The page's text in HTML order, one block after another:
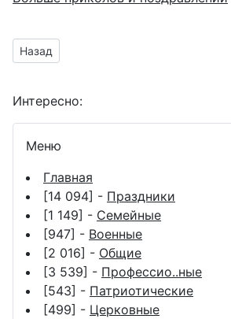
Предыдущий материал: День
Назад
Интересно:
Меню
Главная
[14 094] - Праздники
[1 149] - Семейные
[947] - Военные
[2 016] - Общие
[3 539] - Профессио..ные
[543] - Патриотические
[499] - Церковные